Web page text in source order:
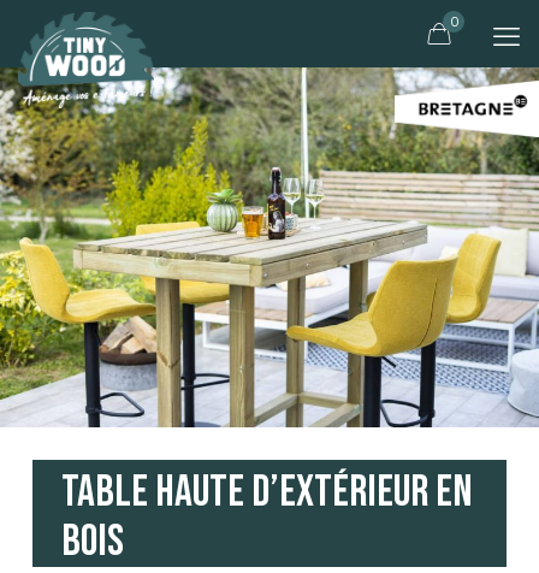
0
Table Haute d’Extérieur en
Bois